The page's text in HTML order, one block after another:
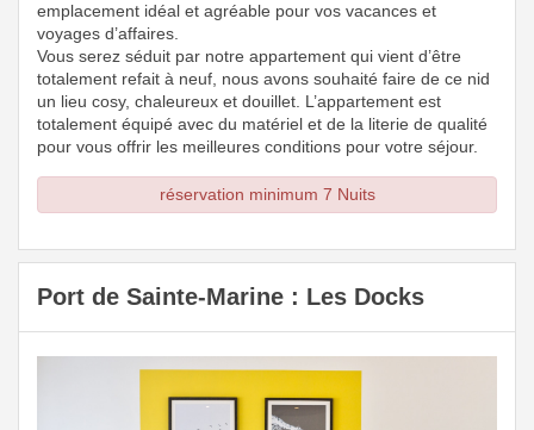
emplacement idéal et agréable pour vos vacances et
voyages d’affaires.
Vous serez séduit par notre appartement qui vient d’être
totalement refait à neuf, nous avons souhaité faire de ce nid
un lieu cosy, chaleureux et douillet. L’appartement est
totalement équipé avec du matériel et de la literie de qualité
pour vous offrir les meilleures conditions pour votre séjour.
réservation minimum 7 Nuits
Port de Sainte-Marine : Les Docks
Previous